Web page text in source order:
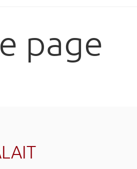
page